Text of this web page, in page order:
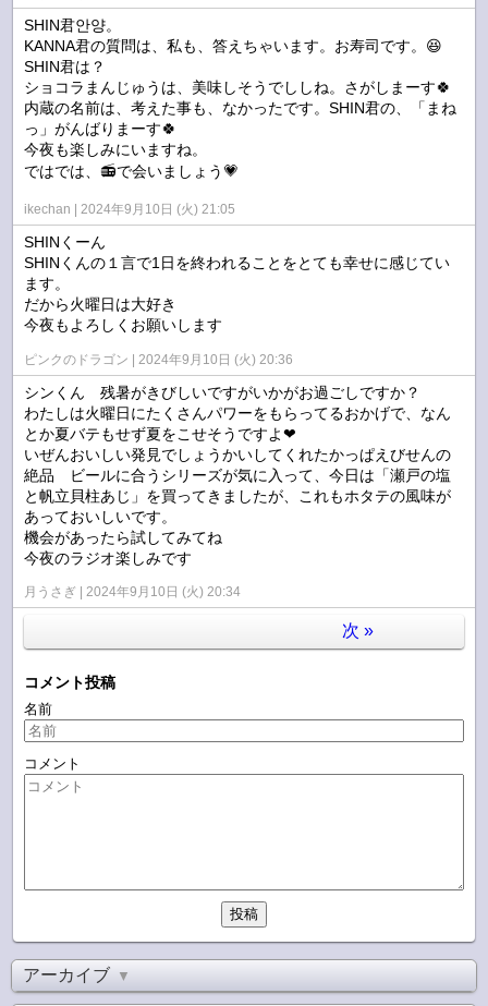
SHIN君안양。
KANNA君の質問は、私も、答えちゃいます。お寿司です。😆
SHIN君は？
ショコラまんじゅうは、美味しそうでししね。さがしまーす🍀
内蔵の名前は、考えた事も、なかったです。SHIN君の、「まね
っ」がんばりまーす🍀
今夜も楽しみにいますね。
ではでは、📻️で会いましょう💗
ikechan 2024年9月10日 (火) 21:05
SHINくーん
SHINくんの１言で1日を終われることをとても幸せに感じてい
ます。
だから火曜日は大好き
今夜もよろしくお願いします
ピンクのドラゴン 2024年9月10日 (火) 20:36
シンくん 残暑がきびしいですがいかがお過ごしですか？
わたしは火曜日にたくさんパワーをもらってるおかげで、なん
とか夏バテもせず夏をこせそうですよ❤
いぜんおいしい発見でしょうかいしてくれたかっぱえびせんの
絶品 ビールに合うシリーズが気に入って、今日は「瀬戸の塩
と帆立貝柱あじ」を買ってきましたが、これもホタテの風味が
あっておいしいです。
機会があったら試してみてね
今夜のラジオ楽しみです
月うさぎ 2024年9月10日 (火) 20:34
次 »
コメント投稿
名前
コメント
アーカイブ ▼